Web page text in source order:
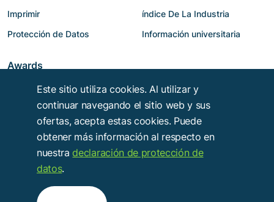
Imprimir
Protección de Datos
índice De La Industria
Información universitaria
Awards
Copyright © 2014 - 2026 Troy Verlags- und Werbungsgesellschaft mbH
Este sitio utiliza cookies. Al utilizar y
continuar navegando el sitio web y sus
ofertas, acepta estas cookies. Puede
obtener más información al respecto en
nuestradeclaración de protección de
datos.